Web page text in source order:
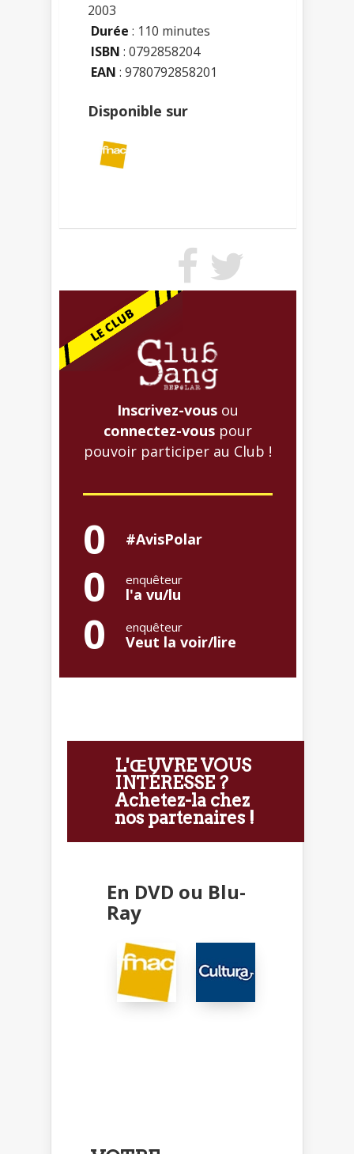
2003
Durée : 110 minutes
ISBN : 0792858204
EAN : 9780792858201
Disponible sur
Inscrivez-vous ou
connectez-vous pour
pouvoir participer au Club !
0 #AvisPolar
0 enquêteur
l'a vu/lu
0 enquêteur
Veut la voir/lire
L'ŒUVRE VOUS
INTÉRESSE ?
Achetez-la chez
nos partenaires !
En DVD ou Blu-
Ray